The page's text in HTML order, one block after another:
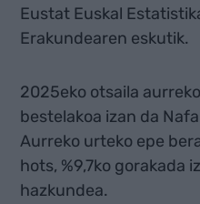
Eustat Euskal
Erakundearen eskutik.
2025eko otsaila
bestelakoa izan da
Aurreko urteko epe
hots, %9,7ko gorakada
hazkundea.